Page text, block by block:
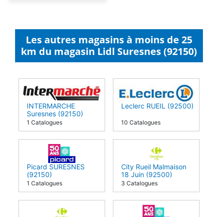
Les autres magasins à moins de 25
km du magasin Lidl Suresnes (92150)
INTERMARCHE
Suresnes (92150)
1 Catalogues
Leclerc RUEIL (92500)
10 Catalogues
Picard SURESNES
(92150)
1 Catalogues
City Rueil Malmaison
18 Juin (92500)
3 Catalogues